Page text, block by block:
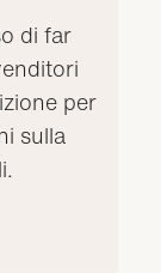
di far
per
sulla